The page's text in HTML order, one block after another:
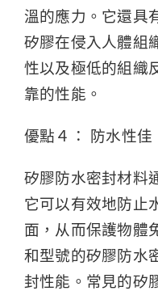
溫的應力。它還具
矽膠在侵入人體組
性以及極低的組織
靠的性能。
優點４： 防水性佳
矽膠防水密封材料
它可以有效地防止
面，从而保護物體
和型號的矽膠防水
封性能。常見的矽